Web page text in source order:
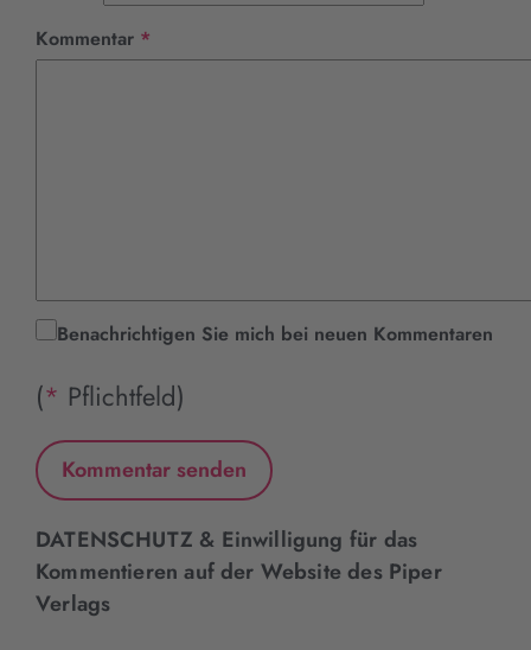
Kommentar *
Benachrichtigen Sie mich bei neuen Kommentaren
(* Pflichtfeld)
DATENSCHUTZ & Einwilligung für das
Kommentieren auf der Website des Piper
Verlags